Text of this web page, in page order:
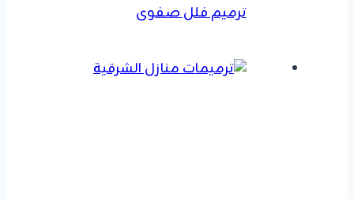
ترميم فلل صفوى